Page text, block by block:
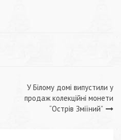
У Білому домі випустили у
продаж колекційні монети
“Острів Зміїний”